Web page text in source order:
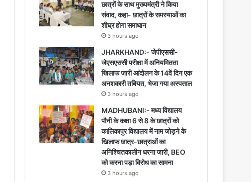
छात्रों के साथ मुख्यमंत्री ने किया
संवाद, कहा- छात्रों के समस्याओं का
शीघ्र होगा समाधान
3 hours ago
JHARKHAND:- जेपीएससी-
जेएसएससी परीक्षा में अनियमितता
खिलाफ जारी आंदोलन के 14वें दिन एक
अनशकारी तबियत, भेजा गया अस्पताल
3 hours ago
MADHUBANI:- मध्य विद्यालय
पौनी के कक्षा 6 से 8 के छात्रों को
कालिकापुर विद्यालय में नाम जोड़ने के
खिलाफ छात्र-छात्राओं का
अनिश्चितकालीन धरना जारी, BEO
को करना पड़ा विरोध का सामना
3 hours ago